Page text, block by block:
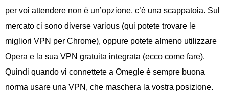
per voi attendere non è un’opzione, c’è una scappatoia. Sul
mercato ci sono diverse various (qui potete trovare le
migliori VPN per Chrome), oppure potete almeno utilizzare
Opera e la sua VPN gratuita integrata (ecco come fare).
Quindi quando vi connettete a Omegle è sempre buona
norma usare una VPN, che maschera la vostra posizione.